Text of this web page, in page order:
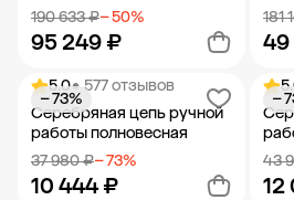
190 633 ₽− 50%
95 249 ₽
Добавить в корзину
181
49
5.0• 577 отзывов
Серебряная цепь ручной
работы полновесная
37 980 ₽− 73%
10 444 ₽
− 73%
43
12
−